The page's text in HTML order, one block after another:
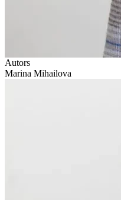
Autors
Marina Mihailova